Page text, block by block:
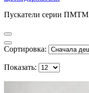
Пускатели серии ПМТМ
Сортировка:
Показать: